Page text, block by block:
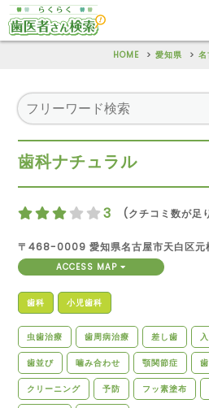
HOME 愛知県
歯科ナチュラル
3 (クチコミ数が足
〒468-0009 愛知県名古屋市天白区
ACCESS MAP
歯科 小児歯科
虫歯治療 歯周病治療 差し歯
歯並び 噛み合わせ 顎関節症
クリーニング 予防 フッ素塗布